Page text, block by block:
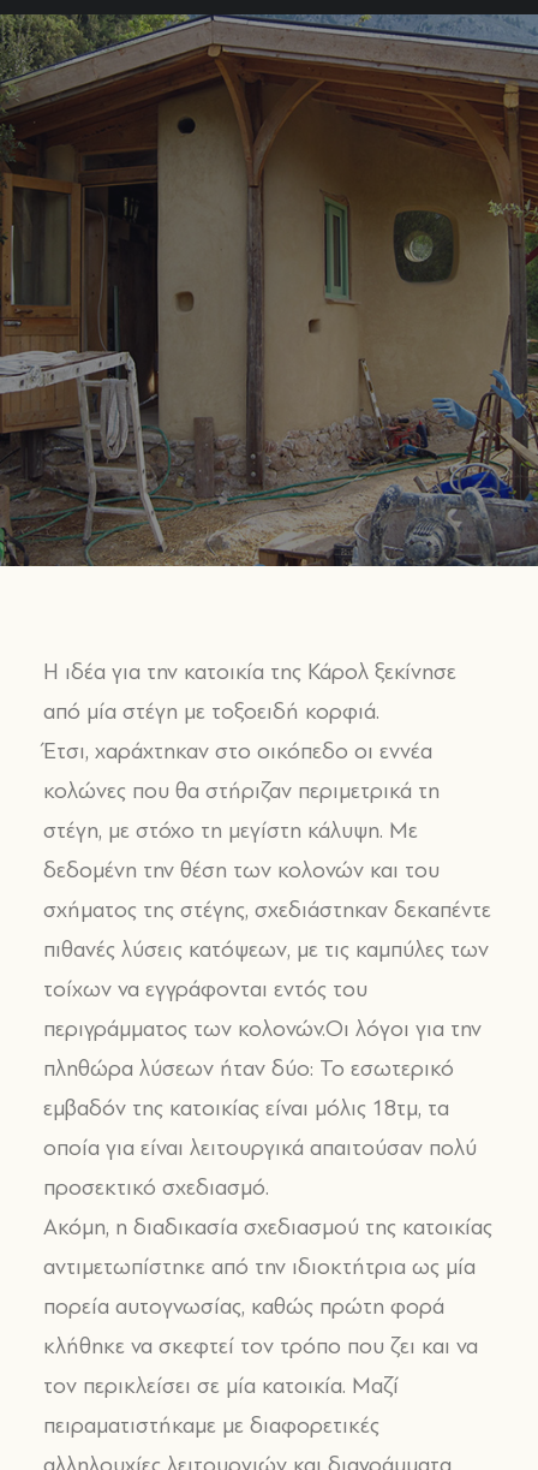
Η ιδέα για την κατοικία της Κάρολ ξεκίνησε
από μία στέγη με τοξοειδή κορφιά.
Έτσι, χαράχτηκαν στο οικόπεδο οι εννέα
κολώνες που θα στήριζαν περιμετρικά τη
στέγη, με στόχο τη μεγίστη κάλυψη. Με
δεδομένη την θέση των κολονών και του
σχήματος της στέγης, σχεδιάστηκαν δεκαπέντε
πιθανές λύσεις κατόψεων, με τις καμπύλες των
τοίχων να εγγράφονται εντός του
περιγράμματος των κολονών.Οι λόγοι για την
πληθώρα λύσεων ήταν δύο: Το εσωτερικό
εμβαδόν της κατοικίας είναι μόλις 18τμ, τα
οποία για είναι λειτουργικά απαιτούσαν πολύ
προσεκτικό σχεδιασμό.
Ακόμη, η διαδικασία σχεδιασμού της κατοικίας
αντιμετωπίστηκε από την ιδιοκτήτρια ως μία
πορεία αυτογνωσίας, καθώς πρώτη φορά
κλήθηκε να σκεφτεί τον τρόπο που ζει και να
τον περικλείσει σε μία κατοικία. Μαζί
πειραματιστήκαμε με διαφορετικές